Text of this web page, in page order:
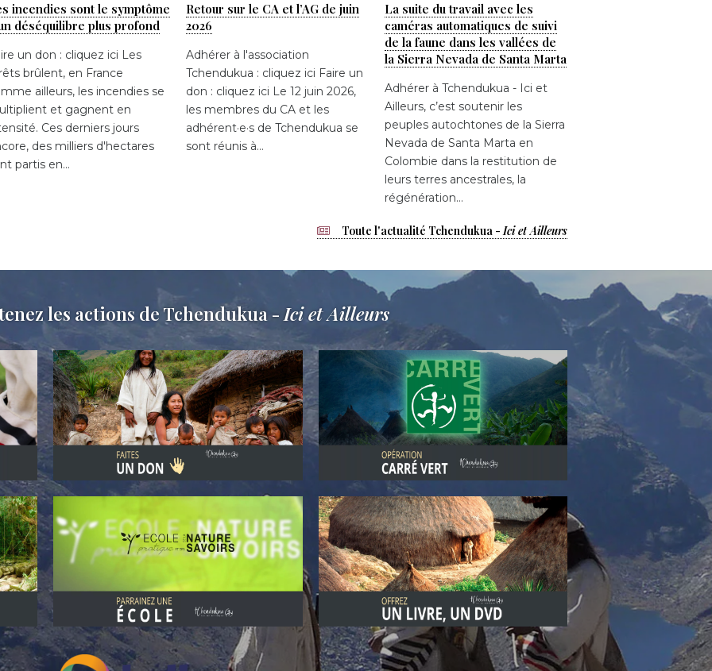
incendies sont le symptôme
déséquilibre plus profond
un don : cliquez ici Les
brûlent, en France
ailleurs, les incendies se
et gagnent en
Ces derniers jours
des milliers d'hectares
partis en…
Retour sur le CA et l’AG de juin
2026
Adhérer à l'association
Tchendukua : cliquez ici Faire un
don : cliquez ici Le 12 juin 2026,
les membres du CA et les
adhérent·e·s de Tchendukua se
sont réunis à…
La suite du travail avec les
caméras automatiques de suivi
de la faune dans les vallées de
la Sierra Nevada de Santa Marta
Adhérer à Tchendukua - Ici et
Ailleurs, c’est soutenir les
peuples autochtones de la Sierra
Nevada de Santa Marta en
Colombie dans la restitution de
leurs terres ancestrales, la
régénération…
Toute l'actualité Tchendukua -Ici et Ailleurs
les actions de Tchendukua -Ici et Ailleurs